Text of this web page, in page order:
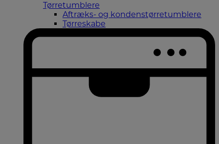
Tørretumblere
Aftræks- og kondenstørretumblere
Tørreskabe